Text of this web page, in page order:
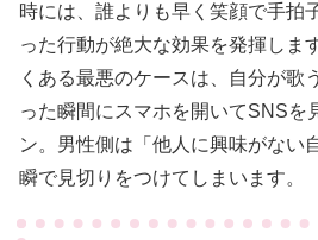
時には、誰よりも早く笑顔で手拍
った行動が絶大な効果を発揮しま
くある最悪のケースは、自分が歌
った瞬間にスマホを開いてSNSを
ン。男性側は「他人に興味がない
瞬で見切りをつけてしまいます。